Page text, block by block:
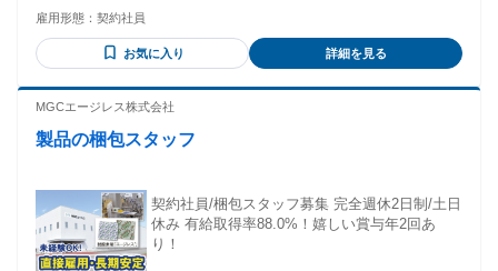
／2ヶ月ごとに支給 ●満了慰労金 ※5万円/3ヶ月ごとに支給 ※
場・物流センターでの勤務経験者 ・クレーン・玉掛け資格保
有者 ★フォークリフト経験者は優先選考！ ★ブランクのある
方も歓迎！
雇用形態： 契約社員
お気に入り 詳細を見る
MGCエージレス株式会社
製品の梱包スタッフ
契約社員/梱包スタッフ募集 完全週休2日制/土日
休み 有給取得率88.0%！嬉しい賞与年2回あ
り！